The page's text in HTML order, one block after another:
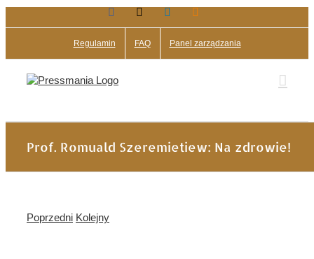
do
Facebook LinkedIn
Regulamin FAQ Panel zarządzania
Prof. Romuald Szeremietiew: Na zdrowie!
Poprzedni Kolejny